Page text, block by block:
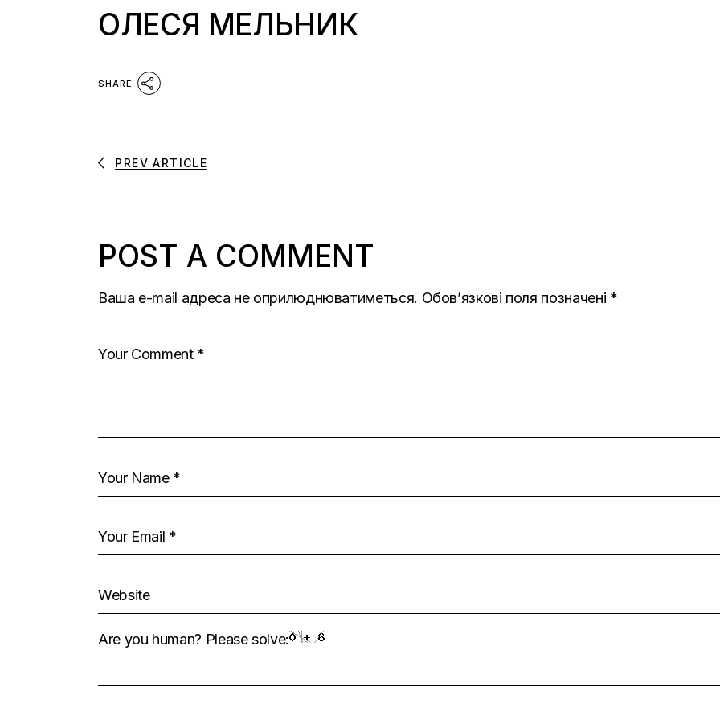
ОЛЕСЯ МЕЛЬНИК
SHARE
PREV ARTICLE
POST A COMMENT
Ваша e-mail адреса не оприлюднюватиметься. Обов’язкові поля позначені *
Are you human? Please solve: